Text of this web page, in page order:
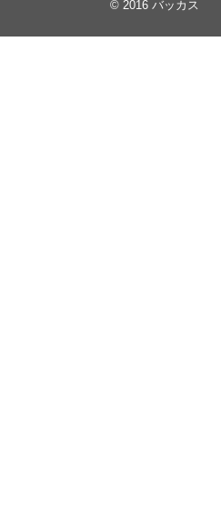
© 2016 バッカス